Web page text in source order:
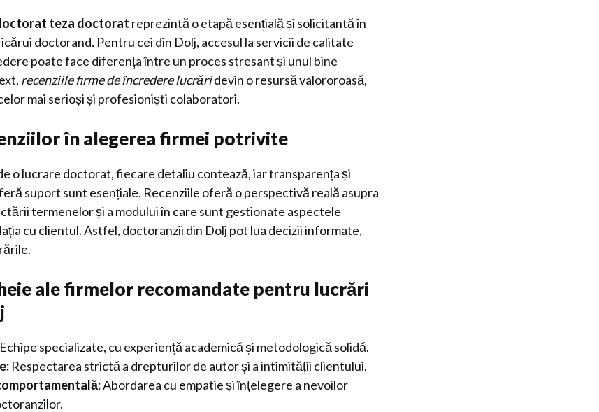
teza doctorat reprezintă o etapă esențială și solicitantă în
doctorand. Pentru cei din Dolj, accesul la servicii de calitate
poate face diferența între un proces stresant și unul bine
recenziile firme de încredere lucrăridevin o resursă valororoasă,
mai serioși și profesioniști colaboratori.
în alegerea firmei potrivite
o lucrare doctorat, fiecare detaliu contează, iar transparența și
suport sunt esențiale. Recenziile oferă o perspectivă reală asupra
termenelor și a modului în care sunt gestionate aspectele
cu clientul. Astfel, doctoranzii din Dolj pot lua decizii informate,
ale firmelor recomandate pentru lucrări
Echipe specializate, cu experiență academică și metodologică solidă.
Respectarea strictă a drepturilor de autor și a intimității clientului.
Abordarea cu empatie și înțelegere a nevoilor